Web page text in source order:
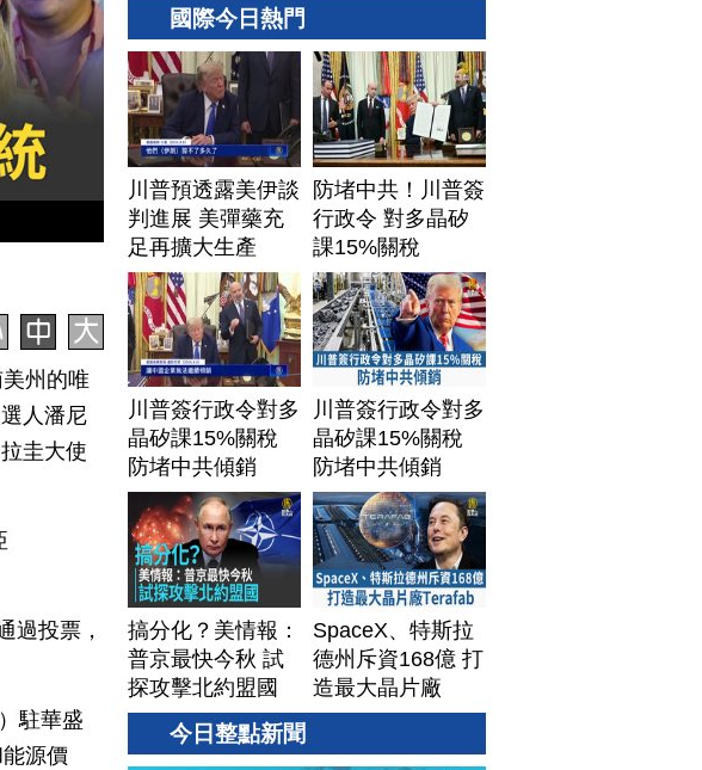
州的唯
人潘尼
圭大使
過投票，
駐華盛
源價
國際今日熱門
川普預透露美伊談
判進展 美彈藥充
足再擴大生產
防堵中共！川普簽
行政令 對多晶矽
課15%關稅
川普簽行政令對多
晶矽課15%關稅
防堵中共傾銷
川普簽行政令對多
晶矽課15%關稅
防堵中共傾銷
搞分化？美情報：
普京最快今秋 試
探攻擊北約盟國
SpaceX、特斯拉
德州斥資168億 打
造最大晶片廠
Terafab
今日整點新聞